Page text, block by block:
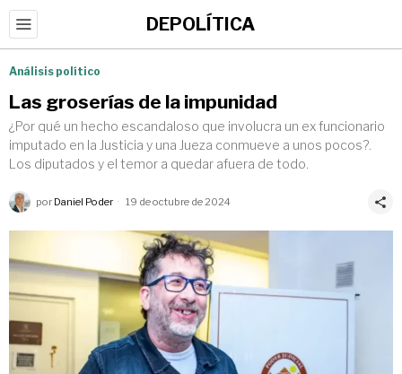
DEPOLÍTICA
Análisis político
Las groserías de la impunidad
¿Por qué un hecho escandaloso que involucra un ex funcionario
imputado en la Justicia y una Jueza conmueve a unos pocos?.
Los diputados y el temor a quedar afuera de todo.
por Daniel Poder 19 de octubre de 2024